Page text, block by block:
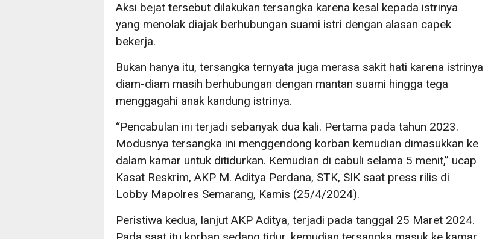
Aksi bejat tersebut dilakukan tersangka karena kesal kepada istrinya
yang menolak diajak berhubungan suami istri dengan alasan capek
bekerja.
Bukan hanya itu, tersangka ternyata juga merasa sakit hati karena istrinya
diam-diam masih berhubungan dengan mantan suami hingga tega
menggagahi anak kandung istrinya.
“Pencabulan ini terjadi sebanyak dua kali. Pertama pada tahun 2023.
Modusnya tersangka ini menggendong korban kemudian dimasukkan ke
dalam kamar untuk ditidurkan. Kemudian di cabuli selama 5 menit,” ucap
Kasat Reskrim, AKP M. Aditya Perdana, STK, SIK saat press rilis di
Lobby Mapolres Semarang, Kamis (25/4/2024).
Peristiwa kedua, lanjut AKP Aditya, terjadi pada tanggal 25 Maret 2024.